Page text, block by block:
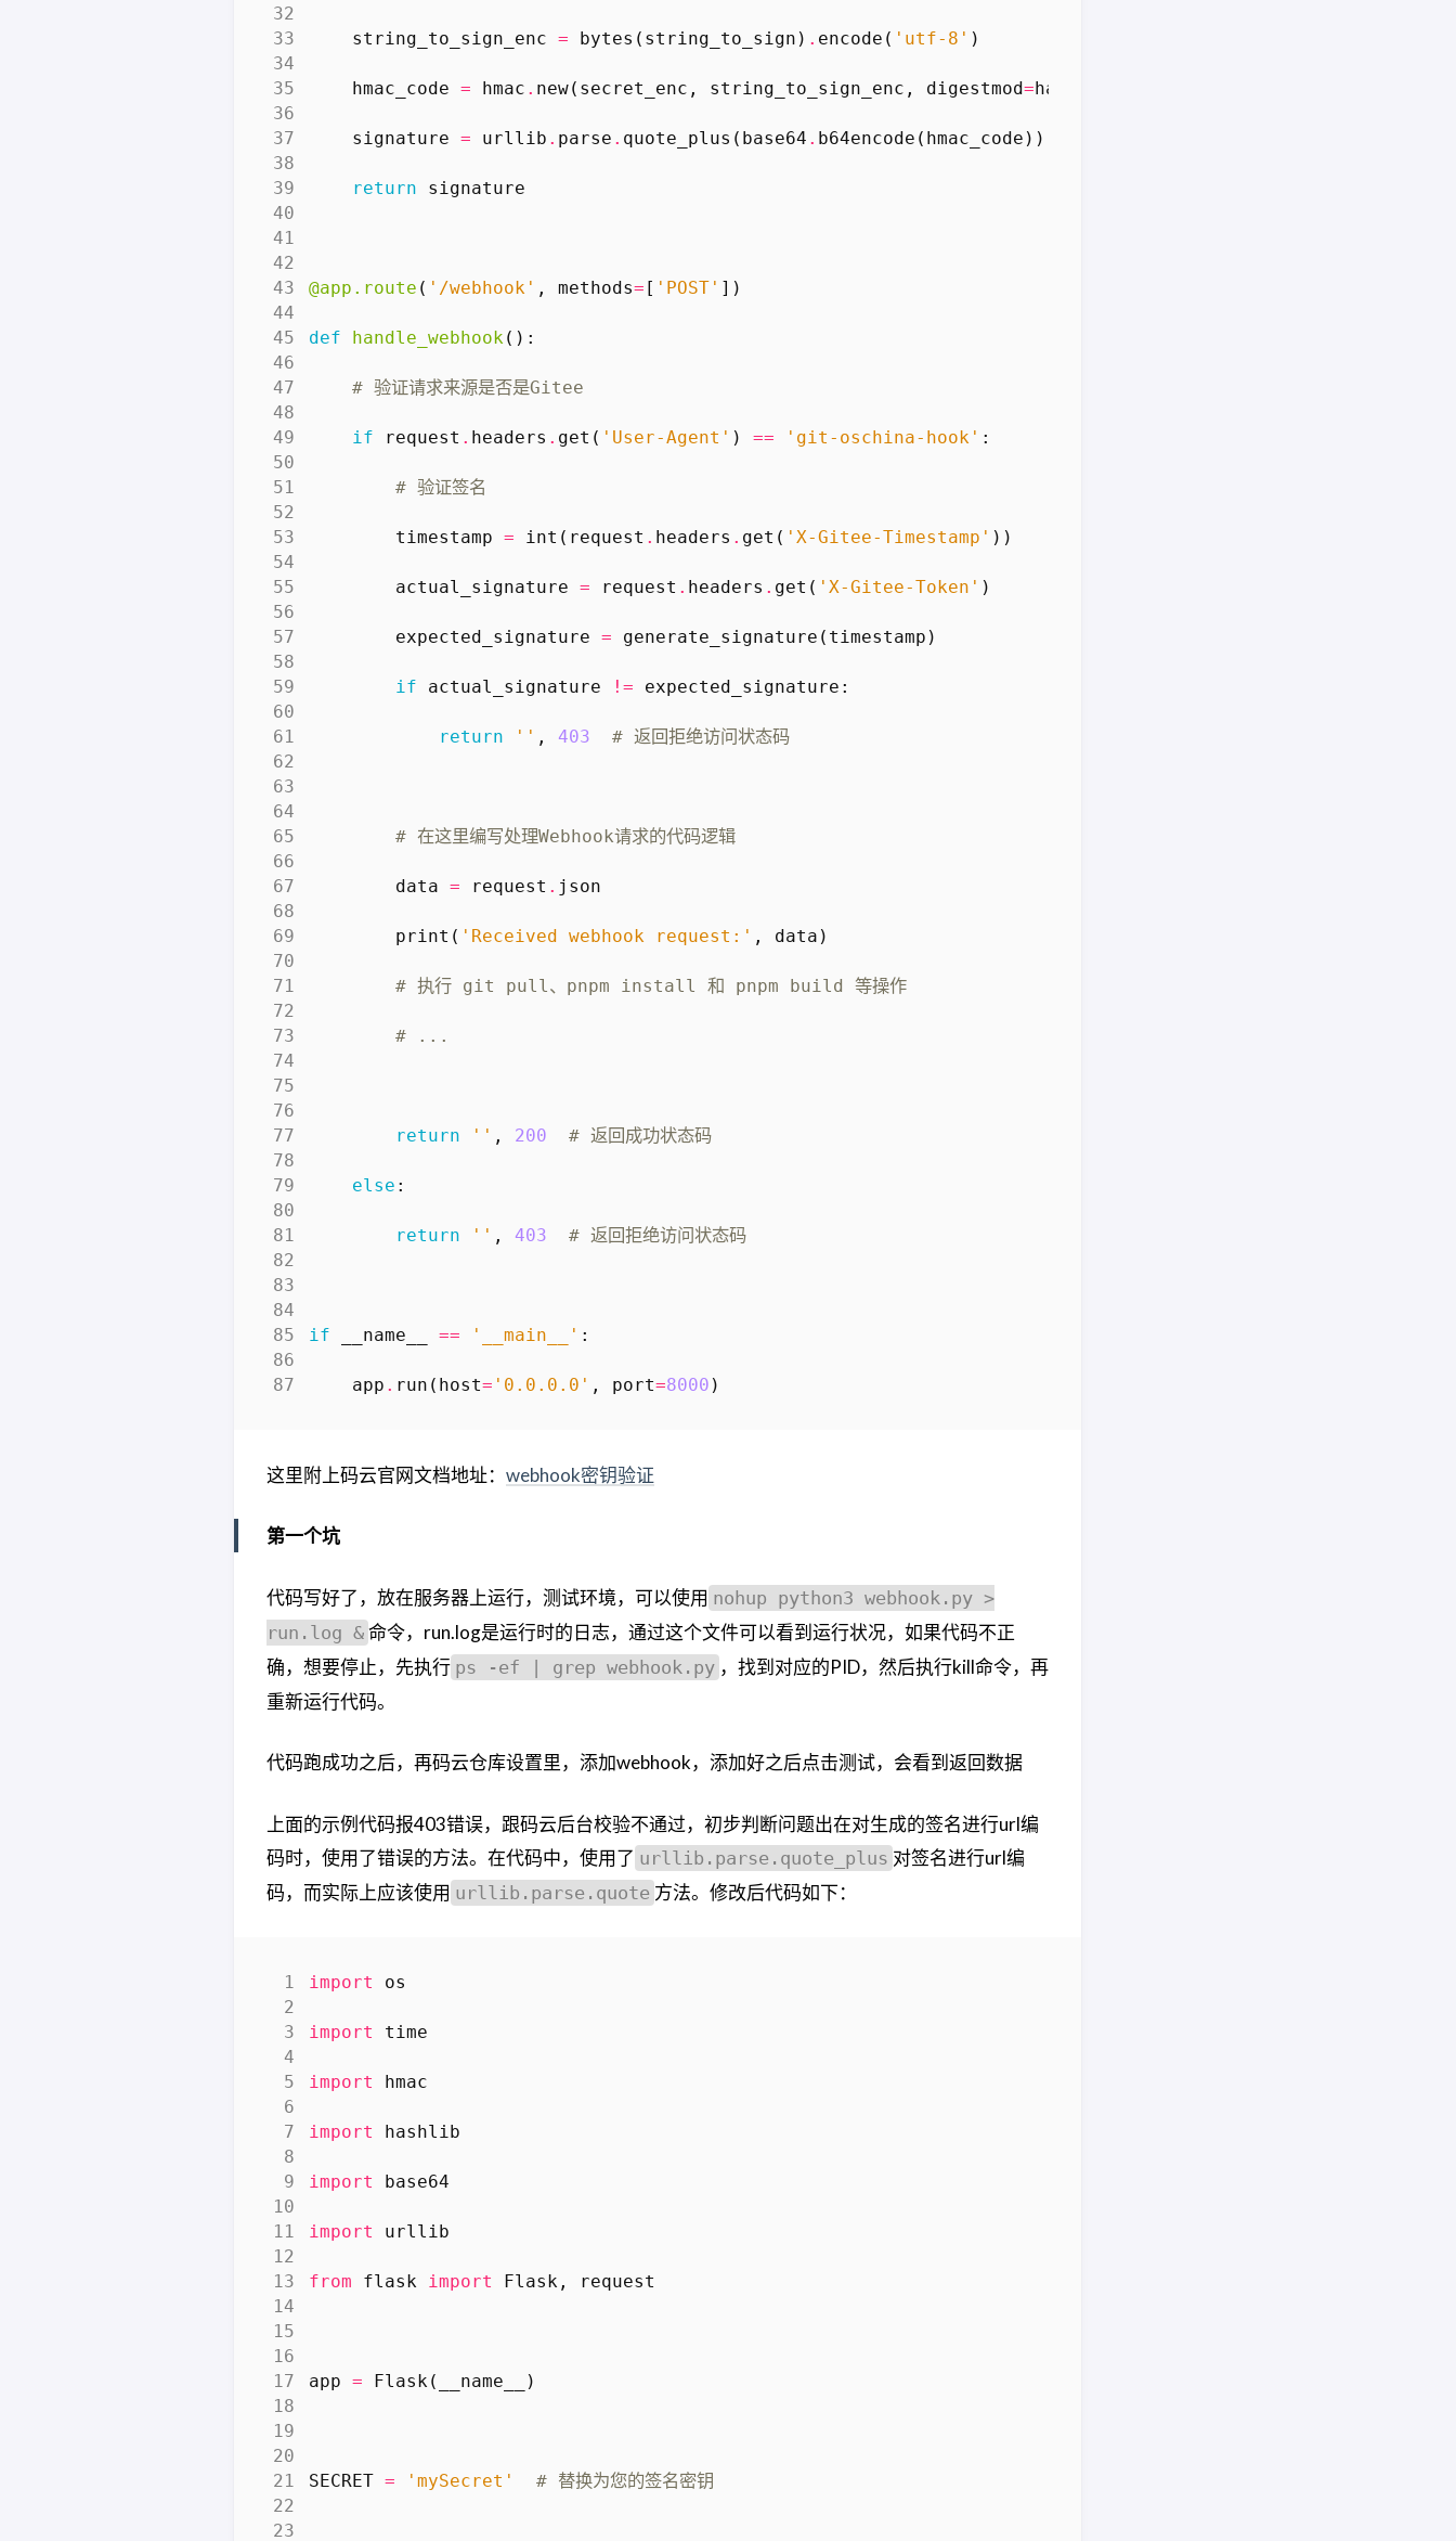
string_to_sign_enc = bytes ( string_to_sign ) . encode ( 'utf-8' )
hmac_code = hmac . new( secret_enc , string_to_sign_enc , digestmod=hashlib
signature = urllib . parse . quote_plus ( base64 . b64encode ( hmac_code ))
return signature
@app.route ( '/webhook' , methods= [ 'POST' ])
def handle_webhook():
# 验证请求来源是否是Gitee
if request . headers . get ( 'User-Agent' ) == 'git-oschina-hook' :
# 验证签名
timestamp = int ( request . headers . get ( 'X-Gitee-Timestamp' ))
actual_signature = request . headers . get ( 'X-Gitee-Token' )
expected_signature = generate_signature ( timestamp )
if actual_signature != expected_signature :
return '' , 403 # 返回拒绝访问状态码
# 在这里编写处理Webhook请求的代码逻辑
data = request . json
print ( 'Received webhook request:' , data )
# 执行 git pull、pnpm install 和 pnpm build 等操作
# ...
return '' , 200 # 返回成功状态码
else :
return '' , 403 # 返回拒绝访问状态码
if __name__ == '__main__' :
app . run ( host= '0.0.0.0' , port=8000 )
这里附上码云官网文档地址： webhook密钥验证
第一个坑
代码写好了，放在服务器上运行，测试环境，可以使用 nohup python3 webhook.py >
run.log & 命令，run.log是运行时的日志，通过这个文件可以看到运行状况，如果代码不正
确，想要停止，先执行 ps -ef | grep webhook.py ，找到对应的PID，然后执行kill命令，再
重新运行代码。
代码跑成功之后，再码云仓库设置里，添加webhook，添加好之后点击测试，会看到返回数据
上面的示例代码报403错误，跟码云后台校验不通过，初步判断问题出在对生成的签名进行url编
码时，使用了错误的方法。在代码中，使用了 urllib.parse.quote_plus 对签名进行url编
码，而实际上应该使用 urllib.parse.quote 方法。修改后代码如下：
import os
import time
import hmac
import hashlib
import base64
import urllib
from flask import Flask , request
app = Flask( __name__ )
SECRET = 'mySecret' # 替换为您的签名密钥